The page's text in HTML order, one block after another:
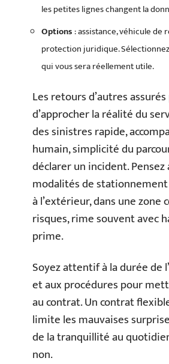
les petites lignes changent la
Options: assistance, véhicule de
protection juridique.
qui vous sera réellement utile.
Les retours d’autres
d’approcher la réalité du
des sinistres rapide,
humain, simplicité du
déclarer un incident. Pensez
modalités de
à l’extérieur, dans une zone
risques, rime souvent avec
prime.
Soyez attentif à la durée de
et aux procédures pour
au contrat. Un contrat
limite les mauvaises
de la tranquillité au
non.